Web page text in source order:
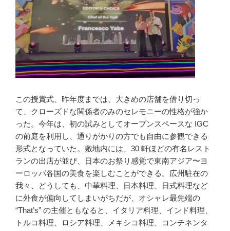
この授賞式、昨年度までは、大きめの店舗を借り切っ
て、クローズドな関係者のみのセレモニーの性格が強か
った。今年は、初の試みとしてオープンスペースな IGC
の前庭を利用し、通りがかりの方でも自由に参観できる
形式となっていた。敷地内には、30 軒ほどの有名レスト
ランの出店が並び、日本のお祭り感覚で東南アジア〜ヨ
ーロッパ各国の美食を楽しむことができる。広州駐在の
我々、どうしても、中華料理、日本料理、日式料理など
に外食が偏向してしまいがちだが、オシャレ最先端の
“That’s” の主催ともなると、イタリア料理、インド料理、
トルコ料理、ロシア料理、メキシコ料理、コンチネンタ